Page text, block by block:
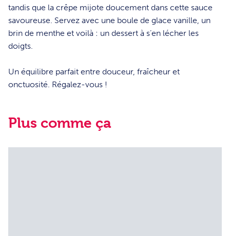
tandis que la crêpe mijote doucement dans cette sauce
savoureuse. Servez avec une boule de glace vanille, un
brin de menthe et voilà : un dessert à s’en lécher les
doigts.
Un équilibre parfait entre douceur, fraîcheur et
onctuosité. Régalez-vous !
Plus comme ça